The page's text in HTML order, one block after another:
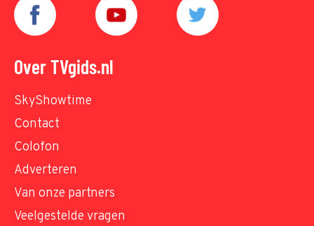
Over TVgids.nl
SkyShowtime
Contact
Colofon
Adverteren
Van onze partners
Veelgestelde vragen